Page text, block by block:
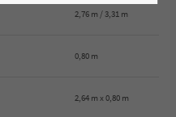
2,76 m / 3,31 m
0,80 m
2,64 m x 0,80 m